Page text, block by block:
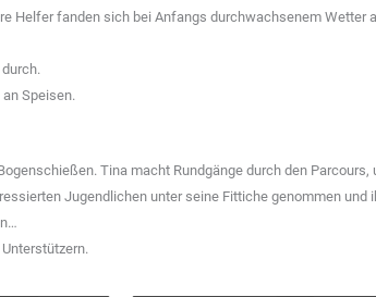
Helfer fanden sich bei Anfangs durchwachsenem Wetter
Speisen.
Tina macht Rundgänge durch den Parcours,
Jugendlichen unter seine Fittiche genommen und